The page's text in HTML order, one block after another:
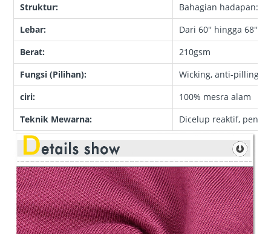
Struktur:
Bahagian hadapan:
Lebar:
Dari 60'' hingga 68''
Berat:
210gsm
Fungsi (Pilihan):
Wicking, anti-pilling,
ciri:
100% mesra alam
Teknik Mewarna:
Dicelup reaktif,